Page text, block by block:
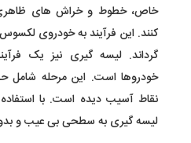
خاص، خطوط و خراش های ظاهری
کنند. این فرآیند به خودروی
گرداند. لیسه گیری نیز یک
خودروها است. این مرحله شامل
نقاط آسیب دیده است. با
لیسه گیری به سطحی بی عیب و